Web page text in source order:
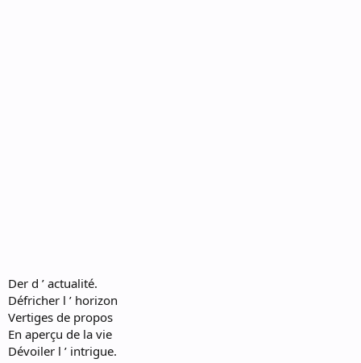
Der d ’ actualité.
Défricher l ’ horizon
Vertiges de propos
En aperçu de la vie
Dévoiler l ’ intrigue.